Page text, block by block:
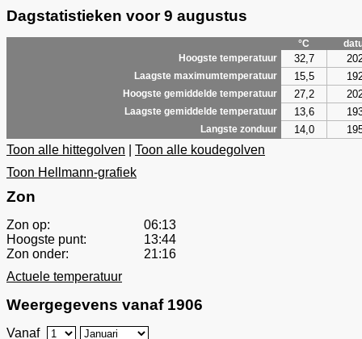
Dagstatistieken voor 9 augustus
°C
Hoogste temperatuur
32,7
Laagste maximumtemperatuur 15,5
Hoogste gemiddelde temperatuur 27,2
Laagste gemiddelde temperatuur 13,6
Langste zonduur 14,0
Toon alle hittegolven
Toon alle koudegolven
Toon Hellmann-grafiek
Zon
Zon op:
06:13
Hoogste punt:
13:44
Zon onder:
21:16
Actuele temperatuur
Weergegevens vanaf 1906
Vanaf